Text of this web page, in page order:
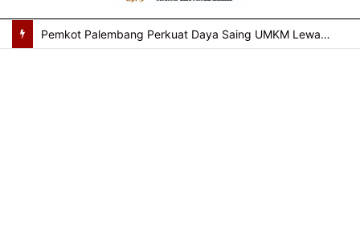
Pemkot Palembang Perkuat Daya Saing UMKM Lewat Seminar Transformasi Digital